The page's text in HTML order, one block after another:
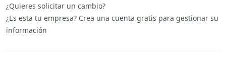
¿Quieres solicitar un cambio?
¿Es esta tu empresa? Crea una cuenta gratis para gestionar su
información